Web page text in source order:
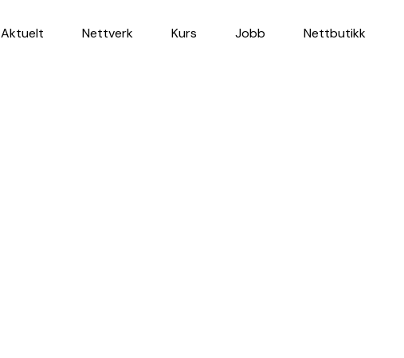
Aktuelt Nettverk Kurs Jobb Nettbutikk